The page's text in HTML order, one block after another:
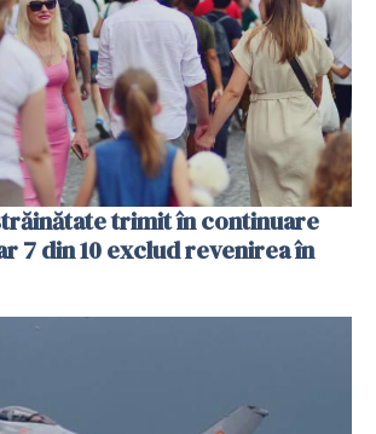
trimit în continuare
7 din 10 exclud revenirea în